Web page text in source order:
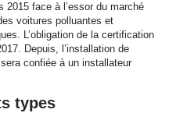
2015 face à l’essor du marché
voitures polluantes et
L’obligation de la certification
Depuis, l’installation de
confiée à un installateur
types